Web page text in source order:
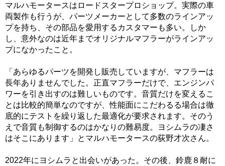
マルハモータースはロードスタープロショップ。実際の車
両製作も行うが、パーツメーカーとして多数のラインアッ
プを持ち、その部品を愛用するカスタマーも多い。しか
し、意外なのは近年までオリジナルマフラーがラインアッ
プになかったこと。
「あらゆるパーツを開発し販売していますが、マフラーは
長年ありませんでした。正直マフラーだけで、エンジンパ
ワーを引き出すのは難しいものです。音質だけを変えるこ
とは比較的簡単なのですが、性能面にこだわるる場合は徹
底的にテストを繰り返した最適化が要求されます。そのう
えで音質も制御するのはかなりの難易度。ヨシムラの凄さ
はそこにあります」とマルハモータースの荻野才次さん。
2022年にヨシムラと出会いがあった。その後、鈴鹿８耐に